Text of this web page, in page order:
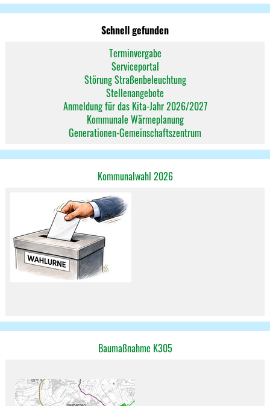
Schnell gefunden
Terminvergabe
Serviceportal
Störung Straßenbeleuchtung
Stellenangebote
Anmeldung für das Kita-Jahr 2026/2027
Kommunale Wärmeplanung
Generationen-Gemeinschaftszentrum
Kommunalwahl 2026
Baumaßnahme K305